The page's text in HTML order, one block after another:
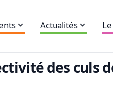
Actualités
des culs